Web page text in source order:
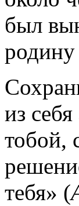
был
родину
из
тобой,
тебя» (